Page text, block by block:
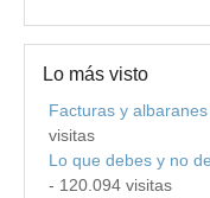
Lo más visto
Facturas y
visitas
Lo que debes y no
- 120.094 visitas